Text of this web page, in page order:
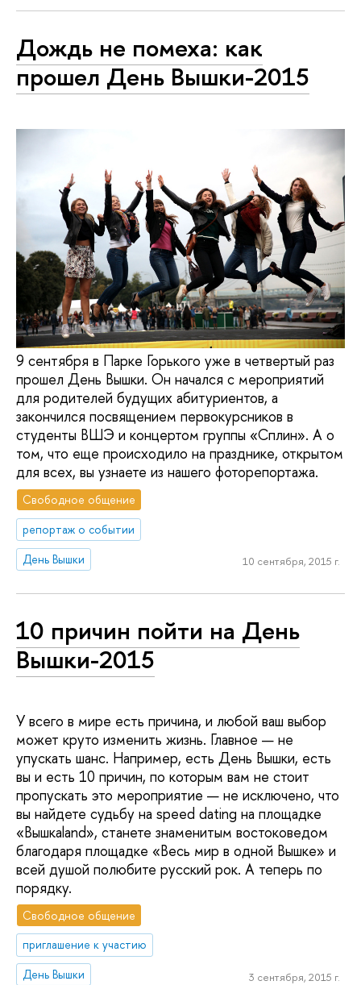
Дождь не помеха: как
прошел День Вышки-2015
9 сентября в Парке Горького уже в четвертый раз
прошел День Вышки. Он начался с мероприятий
для родителей будущих абитуриентов, а
закончился посвящением первокурсников в
студенты ВШЭ и концертом группы «Сплин». А о
том, что еще происходило на празднике, открытом
для всех, вы узнаете из нашего фоторепортажа.
Свободное общение
репортаж о событии
День Вышки
10 сентября, 2015 г.
10 причин пойти на День
Вышки-2015
У всего в мире есть причина, и любой ваш выбор
может круто изменить жизнь. Главное — не
упускать шанс. Например, есть День Вышки, есть
вы и есть 10 причин, по которым вам не стоит
пропускать это мероприятие — не исключено, что
вы найдете судьбу на speed dating на площадке
«Вышкаland», станете знаменитым востоковедом
благодаря площадке «Весь мир в одной Вышке» и
всей душой полюбите русский рок. А теперь по
порядку.
Свободное общение
приглашение к участию
День Вышки
3 сентября, 2015 г.